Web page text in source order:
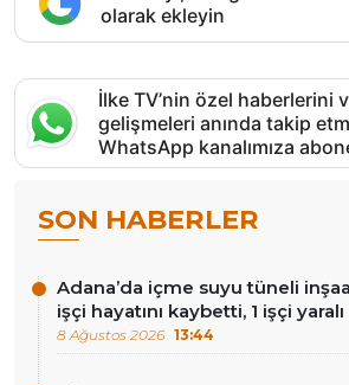
olarak ekleyin
İlke TV’nin özel haberlerini
gelişmeleri anında takip
WhatsApp kanalımıza
SON HABERLER
Adana’da içme suyu tüneli
işçi hayatını kaybetti, 1 işçi yaralı
8 Ağustos 2026 13:44